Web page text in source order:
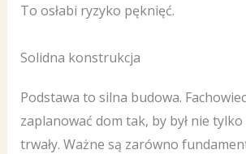
To osłabi ryzyko pęknięć.
Solidna konstrukcja
Podstawa to silna budowa.
zaplanować dom tak, by był nie
trwały. Ważne są zarówno